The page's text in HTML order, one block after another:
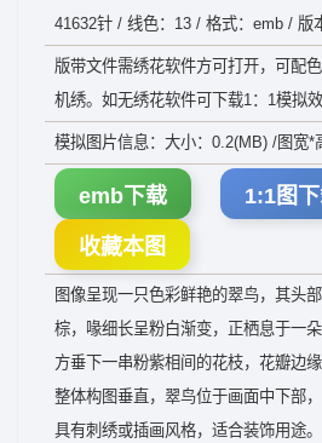
41632针 / 线色：13 / 格式：emb / 版
版带文件需绣花软件方可打开，可配
机绣。如无绣花软件可下载1：1模拟效
模拟图片信息：大小：0.2(MB) /图宽*
emb下载 1:1图
收藏本图
图像呈现一只色彩鲜艳的翠鸟，其头
棕，喙细长呈粉白渐变，正栖息于一
方垂下一串粉紫相间的花枝，花瓣边
整体构图垂直，翠鸟位于画面中下部
具有刺绣或插画风格，适合装饰用途。